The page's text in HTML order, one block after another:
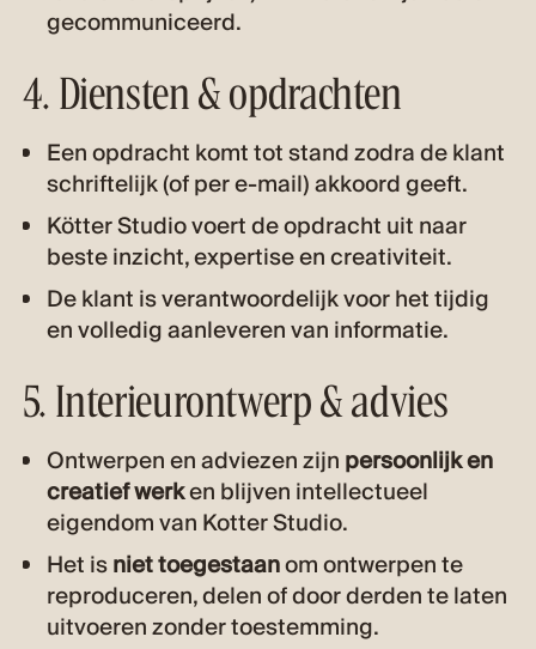
gecommuniceerd.
4. Diensten & opdrachten
Een opdracht komt tot stand zodra de klant
schriftelijk (of per e-mail) akkoord geeft.
Kötter Studio voert de opdracht uit naar
beste inzicht, expertise en creativiteit.
De klant is verantwoordelijk voor het tijdig
en volledig aanleveren van informatie.
5. Interieurontwerp & advies
Ontwerpen en adviezen zijnpersoonlijk en
creatief werken blijven intellectueel
eigendom van Kotter Studio.
Het isniet toegestaanom ontwerpen te
reproduceren, delen of door derden te laten
uitvoeren zonder toestemming.